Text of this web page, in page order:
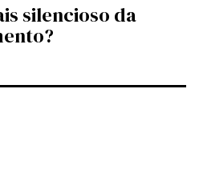
silencioso da